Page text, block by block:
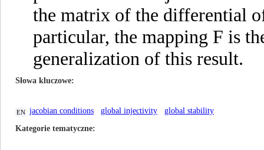
the matrix of the differential
particular, the mapping F is
generalization of this result.
Słowa kluczowe
EN jacobian conditions global injectivity
global stability
Kategorie tematyczne